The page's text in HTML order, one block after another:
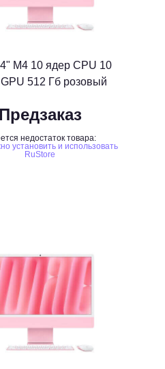
M4 10 ядер CPU 10
512 Гб розовый
Предзаказ
недостаток товара:
установить и использовать
RuStore